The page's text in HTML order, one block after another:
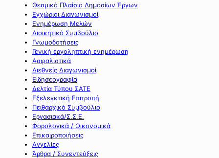
Θεσμικό Πλαίσιο Δημοσίων Έργων
Εγχώριοι Διαγωνισμοί
Ενημέρωση Μελών
Διοικητικό Συμβούλιο
Γνωμοδοτήσεις
Γενική εργοληπτική ενημέρωση
Ασφαλιστικά
Διεθνείς Διαγωνισμοί
Ειδησεογραφία
Δελτία Τύπου ΣΑΤΕ
Εξελεγκτική Επιτροπή
Πειθαρχικό Συμβούλιο
Εργασιακά/Σ.Σ.Ε.
Φορολογικά / Οικονομικά
Επικαιροποιήσεις
Αγγελίες
Άρθρα / Συνεντεύξεις